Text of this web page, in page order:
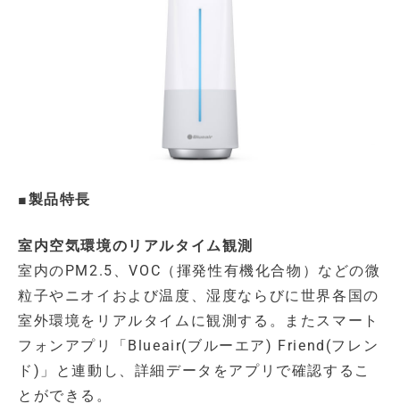
■製品特長
室内空気環境のリアルタイム観測
室内のPM2.5、VOC（揮発性有機化合物）などの微
粒子やニオイおよび温度、湿度ならびに世界各国の
室外環境をリアルタイムに観測する。またスマート
フォンアプリ「Blueair(ブルーエア) Friend(フレン
ド)」と連動し、詳細データをアプリで確認するこ
とができる。